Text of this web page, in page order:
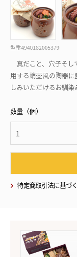
型番4940182005379
真だこと、穴子そし
用する蛸壺風の陶器
しみいただけるお馴染
数量（個）
特定商取引法に基づ